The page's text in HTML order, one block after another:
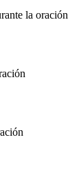
la oración